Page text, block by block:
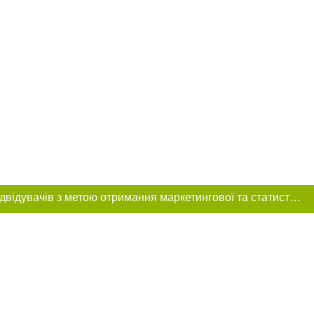
Цей сайт використовує «cookies». Також веб-сайт використовує інтернет-сервіс для збору технічних даних стосовно відвідувачів з метою отримання маркетингової та статистичної інформації. Умови обробки даних відвідувачів сайту див.